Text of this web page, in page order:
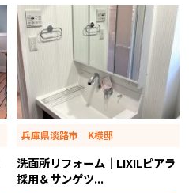
兵庫県淡路市 K様邸
洗面所リフォーム｜LIXILピアラ
採用＆サンゲツ...